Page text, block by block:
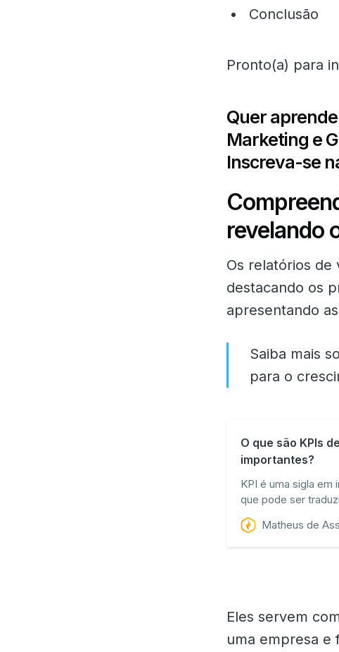
Conclusão
Pronto(a) para
Quer
Marketing e
Inscreva-se
revelando
Os relatórios de
destacando os
apresentando
Saiba mais
para o
O que são KPIs
importantes?
KPI é uma sigla em
que pode ser
Performance”.
performance de
Matheus de
Eles servem
uma empresa e